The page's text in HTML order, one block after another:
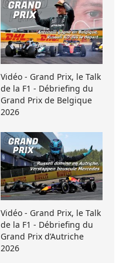
Vidéo - Grand Prix, le Talk
de la F1 - Débriefing du
Grand Prix de Belgique
2026
Vidéo - Grand Prix, le Talk
de la F1 - Débriefing du
Grand Prix d’Autriche
2026